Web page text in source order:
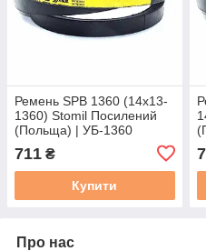
Ремень SPB 1360 (14х13-
1360) Stomil Посилений
(Польща) | УБ-1360
профіль ременя SPB 1360
711 ₴
Купити
Про нас